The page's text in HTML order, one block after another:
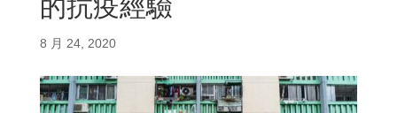
的抗疫經驗
8 月 24, 2020